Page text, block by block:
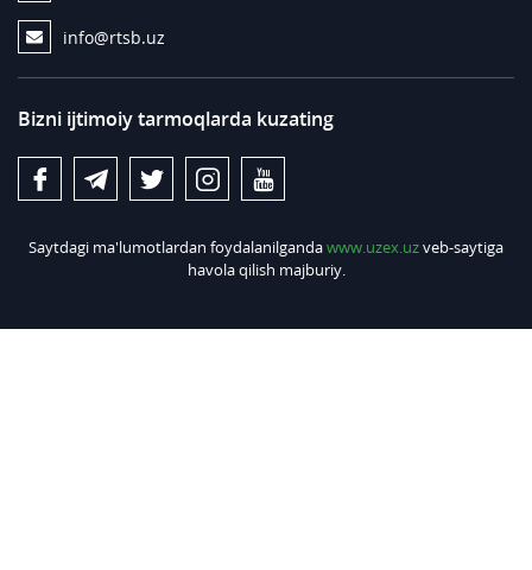
info@rtsb.uz
Bizni ijtimoiy tarmoqlarda kuzating
Saytdagi ma'lumotlardan foydalanilgandawww.uzex.uzveb-saytiga
havola qilish majburiy.